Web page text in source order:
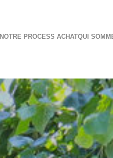
NOTRE PROCESS ACHATQUI